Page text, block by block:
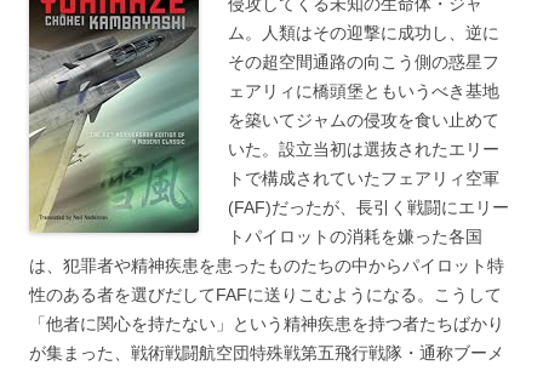
ム。人類はその迎撃に成功し、逆に
その超空間通路の向こう側の惑星フ
ェアリィに橋頭堡ともいうべき基地
を築いてジャムの侵攻を食い止めて
いた。設立当初は選抜されたエリー
トで構成されていたフェアリィ空軍
(FAF)だったが、長引く戦闘にエリー
トパイロットの消耗を嫌った各国
は、犯罪者や精神疾患を患ったものたちの中からパイロット特
性のある者を選びだしてFAFに送りこむようになる。こうして
「他者に関心を持たない」という精神疾患を持つ者たちばかり
が集まった、戦術戦闘航空団特殊戦第五飛行戦隊・通称ブーメ